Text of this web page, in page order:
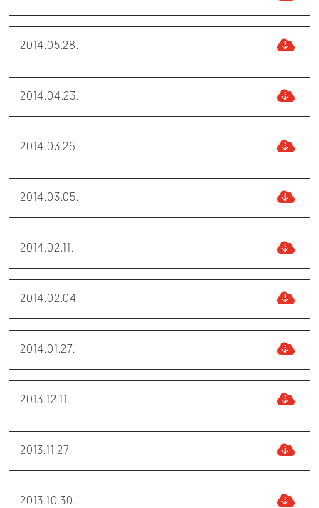
2014.05.28.
2014.04.23.
2014.03.26.
2014.03.05.
2014.02.11.
2014.02.04.
2014.01.27.
2013.12.11.
2013.11.27.
2013.10.30.